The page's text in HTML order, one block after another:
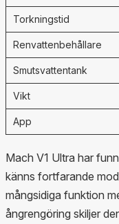
Torkningstid
Renvattenbehållare
Smutsvattentank
Vikt
App
Mach V1 Ultra har
känns fortfarande
mångsidiga funktion
ångrengöring skiljer